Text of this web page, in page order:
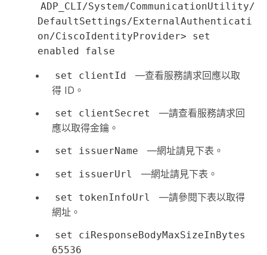
ADP_CLI/System/CommunicationUtility/
DefaultSettings/ExternalAuthenticati
on/CiscoIdentityProvider> set
enabled false
set clientId
—查看服務請求回應以取
得 ID。
set clientSecret
—請查看服務請求回
應以取得金鑰。
set issuerName —網址請見下表。
set issuerUrl —網址請見下表。
set tokenInfoUrl
—請參閱下表以取得
網址。
set ciResponseBodyMaxSizeInBytes
65536